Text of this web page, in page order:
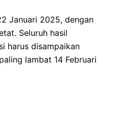
Januari 2025, dengan
Seluruh hasil
harus disampaikan
lambat 14 Februari